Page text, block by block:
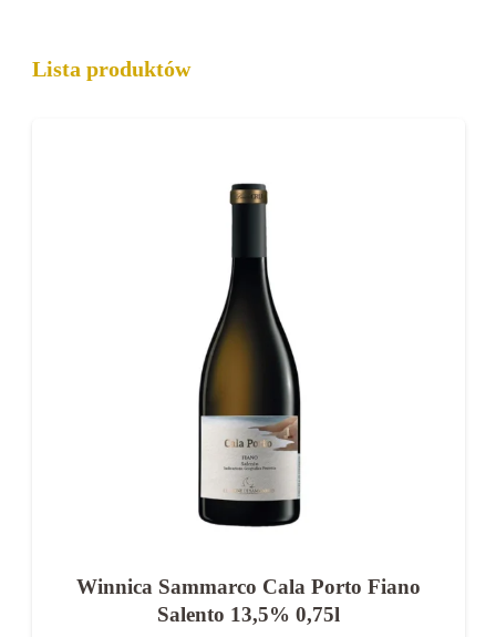
i nowoczesnym stylu.
Lista produktów
Winnica Sammarco Cala Porto Fiano
Salento 13,5% 0,75l